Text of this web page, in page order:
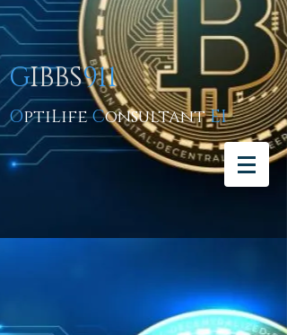
GIBBS911
OptiLifeConsultantEI